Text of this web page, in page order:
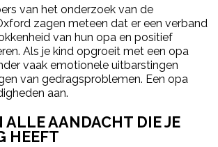
van het onderzoek van de
zagen meteen dat er een verband
van hun opa en positief
Als je kind opgroeit met een opa
vaak emotionele uitbarstingen
van gedragsproblemen. Een opa
aan.
ALLE AANDACHT DIE JE
HEEFT